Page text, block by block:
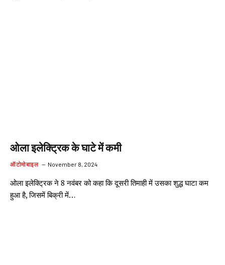
ओला इलेक्ट्रिक के घाटे में कमी
ऑटोमोबाइल November 8, 2024
ओला इलेक्ट्रिक ने 8 नवंबर को कहा कि दूसरी तिमाही में उसका शुद्ध घाटा कम
हुआ है, जिसमें बिक्री में…